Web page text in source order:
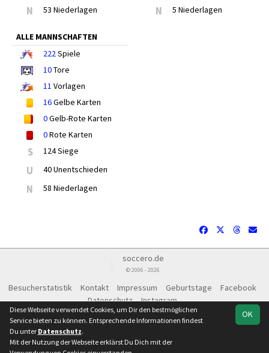
N 53 Niederlagen N 5 Niederlagen
ALLE MANNSCHAFTEN
222Spiele
10Tore
11 Vorlagen
16Gelbe Karten
0Gelb-Rote Karten
0Rote Karten
S 124 Siege
U 40 Unentschieden
N 58 Niederlagen
soccero.de
© 2006 - 2026
Besucherstatistik Kontakt Impressum Geburtstage
Facebook
Datenschutz
Instagram
OK
Diese Webseite verwendet Cookies, um Dir den bestmöglichen
Service bieten zu können. Entsprechende Informationen findest
Du unter Datenschutz.
Mit der Nutzung der Webseite erklärst Du Dich mit der